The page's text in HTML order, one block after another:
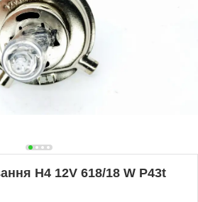
H4 12V 618/18 W P43t